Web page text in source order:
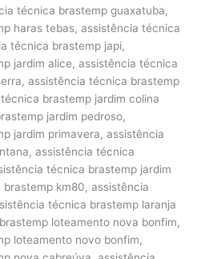
técnica brastemp guaxatuba,
haras tebas, assistência técnica
técnica brastemp japi,
jardim alice, assistência técnica
assistência técnica brastemp
brastemp jardim colina
jardim pedroso,
jardim primavera, assistência
assistência técnica
técnica brastemp jardim
km80, assistência
técnica brastemp laranja
loteamento nova bonfim,
loteamento novo bonfim,